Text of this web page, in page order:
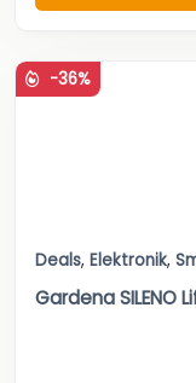
-36%
Deals, Elektronik,
Gardena SILENO